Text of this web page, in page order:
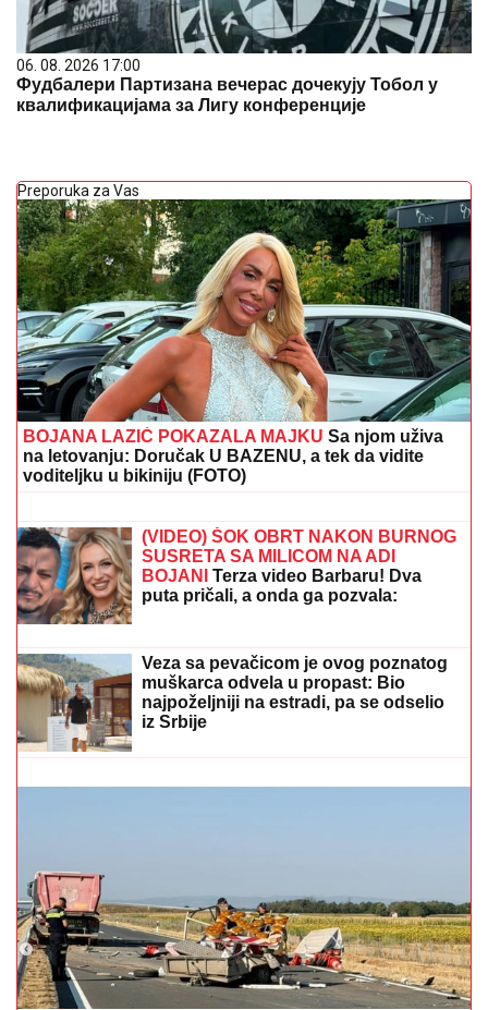
BOJANA LAZIĆ POKAZALA MAJKUSa njom uživa
na letovanju: Doručak U BAZENU, a tek da vidite
voditeljku u bikiniju (FOTO)
"OKO SINA PERUNA NE MOŽE NIKO
DA NAM POMOGNE"Žena Ognjena
Amidžića zbog ćerke Lole unajmila
DADILJU IZ AZIJE, pa priznala sa čim
se suočavaju u domu! (FOTO)
(VIDEO) ŠOK OBRT NAKON BURNOG
SUSRETA SA MILICOM NA ADI
BOJANI Terza video Barbaru! Dva
puta pričali, a onda ga pozvala:
"Upisaću se kao otac"
Optuženi "vračarci" za planiranje ubistva: Kriptovane
grupe, oružje u ćebetu i majka koja je skrivala pištolj!
SUVI LUKSUZ I EGZOTIKA!Anđela i
Gastoz pobegli na Maldive, pa se
pohvalili: Kokteli dobrodošlice,
nestvaran bazen i NEOČEKIVAN
SUSRET na ulici (FOTO)